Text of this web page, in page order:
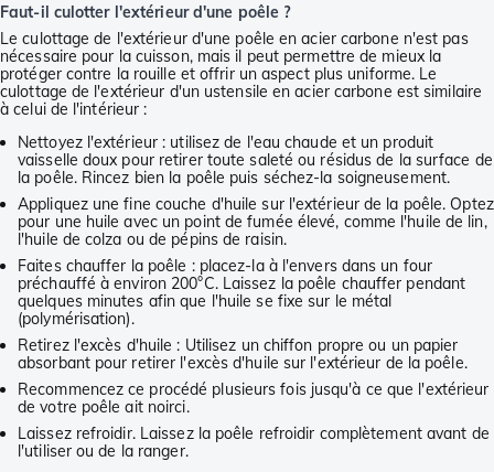
Faut-il culotter l'extérieur d'une poêle ?
Le culottage de l'extérieur d'une poêle en acier carbone n'est pas
nécessaire pour la cuisson, mais il peut permettre de mieux la
protéger contre la rouille et offrir un aspect plus uniforme. Le
culottage de l'extérieur d'un ustensile en acier carbone est similaire
à celui de l'intérieur :
Nettoyez l'extérieur : utilisez de l'eau chaude et un produit
vaisselle doux pour retirer toute saleté ou résidus de la surface de
la poêle. Rincez bien la poêle puis séchez-la soigneusement.
Appliquez une fine couche d'huile sur l'extérieur de la poêle. Optez
pour une huile avec un point de fumée élevé, comme l'huile de lin,
l'huile de colza ou de pépins de raisin.
Faites chauffer la poêle : placez-la à l'envers dans un four
préchauffé à environ 200°C. Laissez la poêle chauffer pendant
quelques minutes afin que l'huile se fixe sur le métal
(polymérisation).
Retirez l'excès d'huile : Utilisez un chiffon propre ou un papier
absorbant pour retirer l'excès d'huile sur l'extérieur de la poêle.
Recommencez ce procédé plusieurs fois jusqu'à ce que l'extérieur
de votre poêle ait noirci.
Laissez refroidir. Laissez la poêle refroidir complètement avant de
l'utiliser ou de la ranger.